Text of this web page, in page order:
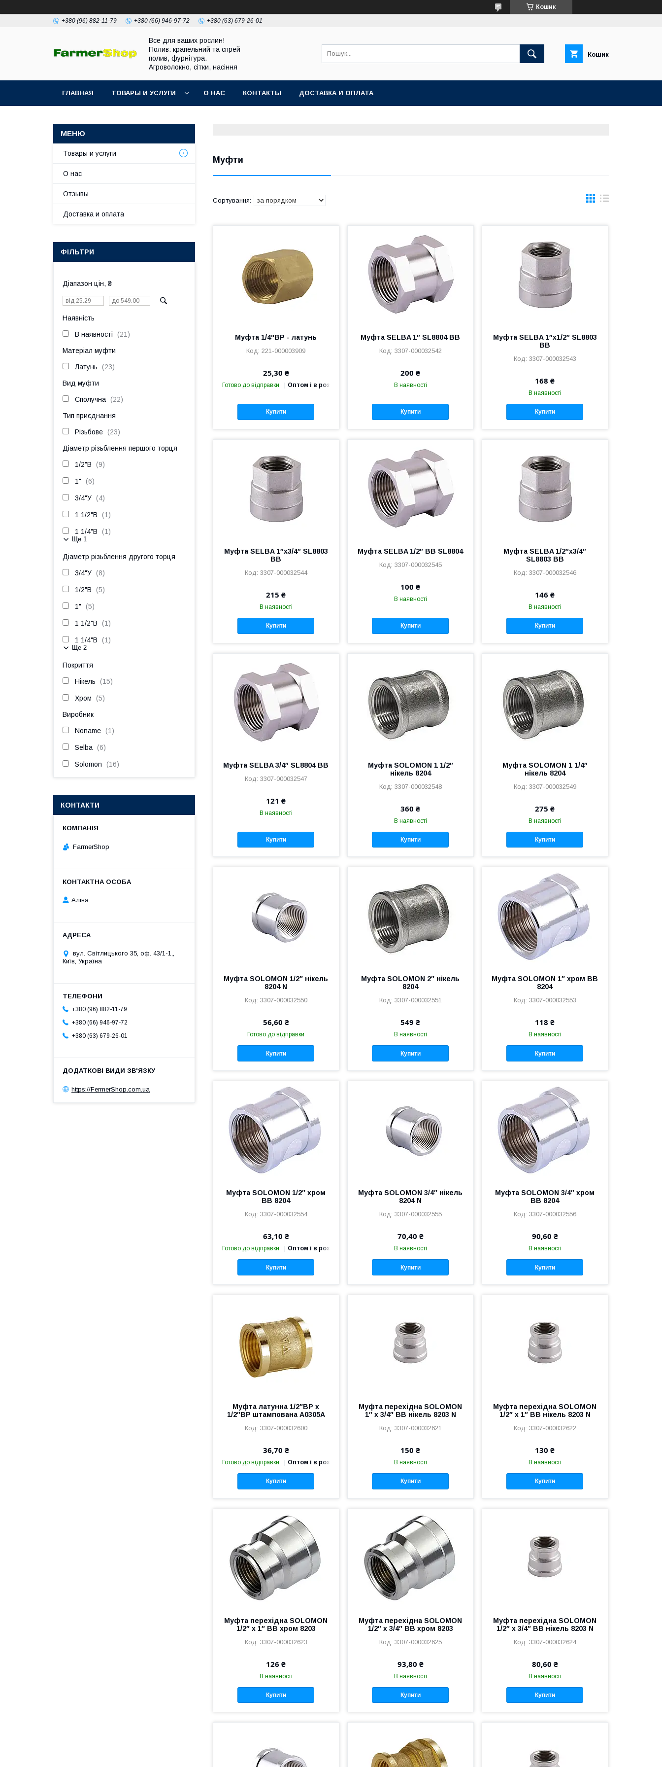
Кошик
+380 (96) 882-11-79 +380 (66) 946-97-72 +380 (63) 679-26-01
Все для ваших рослин!
Полив: крапельний та спрей
полив, фурнітура.
Агроволокно, сітки, насіння
Кошик
ГЛАВНАЯ ТОВАРЫ И УСЛУГИ О НАС КОНТАКТЫ ДОСТАВКА И ОПЛАТА
Муфти
Муфта 1/4"ВР - латунь
221-000003909
25,30 ₴
Готово до відправки Оптом і в роздріб
Купити
Муфта SELBA 1″ SL8804 ВВ
3307-000032542
200 ₴
В наявності
Купити
Муфта SELBA 1″х1/2″ SL8803
ВВ
3307-000032543
168 ₴
В наявності
Купити
Муфта SELBA 1″х3/4″ SL8803
ВВ
3307-000032544
215 ₴
В наявності
Купити
Муфта SELBA 1/2″ ВВ SL8804
3307-000032545
100 ₴
В наявності
Купити
Муфта SELBA 1/2″х3/4″
SL8803 ВВ
3307-000032546
146 ₴
В наявності
Купити
Муфта SELBA 3/4″ SL8804 ВВ
3307-000032547
121 ₴
В наявності
Купити
Муфта SOLOMON 1 1/2″
нікель 8204
3307-000032548
360 ₴
В наявності
Купити
Муфта SOLOMON 1 1/4″
нікель 8204
3307-000032549
275 ₴
В наявності
Купити
Муфта SOLOMON 1/2″ нікель
8204 N
3307-000032550
56,60 ₴
Готово до відправки
Купити
Муфта SOLOMON 2″ нікель
8204
3307-000032551
549 ₴
В наявності
Купити
Муфта SOLOMON 1″ хром ВВ
8204
3307-000032553
118 ₴
В наявності
Купити
Муфта SOLOMON 1/2″ хром
ВВ 8204
3307-000032554
63,10 ₴
Готово до відправки Оптом і в роздріб
Купити
Муфта SOLOMON 3/4″ нікель
8204 N
3307-000032555
70,40 ₴
В наявності
Купити
Муфта SOLOMON 3/4″ хром
ВВ 8204
3307-000032556
90,60 ₴
В наявності
Купити
Муфта латунна 1/2″ВР х
1/2″ВР штампована А0305А
3307-000032600
36,70 ₴
Готово до відправки Оптом і в роздріб
Купити
Муфта перехідна SOLOMON
1″ х 3/4″ ВВ нікель 8203 N
3307-000032621
150 ₴
В наявності
Купити
Муфта перехідна SOLOMON
1/2″ х 1″ ВВ нікель 8203 N
3307-000032622
130 ₴
В наявності
Купити
Муфта перехідна SOLOMON
1/2″ х 1″ ВВ хром 8203
3307-000032623
126 ₴
В наявності
Купити
Муфта перехідна SOLOMON
1/2″ х 3/4″ ВВ хром 8203
3307-000032625
93,80 ₴
В наявності
Купити
Муфта перехідна SOLOMON
1/2″ х 3/4″ ВВ нікель 8203 N
3307-000032624
80,60 ₴
В наявності
Купити
Товары и услуги
О нас
Отзывы
Доставка и оплата
ФІЛЬТРИ
Діапазон цін, ₴
Наявність
В наявності 21
Матеріал муфти
Латунь 23
Вид муфти
Сполучна 22
Тип приєднання
Різьбове 23
Діаметр різьблення першого торця
1/2"В 9
1" 6
3/4"У 4
1 1/2"В 1
1 1/4"В 1
Ще 1
Діаметр різьблення другого торця
3/4"У 8
1/2"В 5
1" 5
1 1/2"В 1
1 1/4"В 1
Ще 2
Покриття
Нікель 15
Хром 5
Виробник
Noname 1
Selba 6
Solomon 16
КОНТАКТИ
FarmerShop
Аліна
вул. Світлицького 35, оф. 43/1-1,,
Київ, Україна
+380 (96) 882-11-79
+380 (66) 946-97-72
+380 (63) 679-26-01
https://FermerShop.com.ua